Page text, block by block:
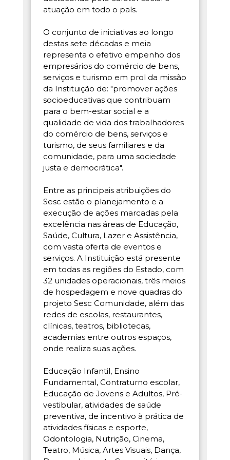
atuação em todo o país.
O conjunto de iniciativas ao longo
destas sete décadas e meia
representa o efetivo empenho dos
empresários do comércio de bens,
serviços e turismo em prol da missão
da Instituição de: "promover ações
socioeducativas que contribuam
para o bem-estar social e a
qualidade de vida dos trabalhadores
do comércio de bens, serviços e
turismo, de seus familiares e da
comunidade, para uma sociedade
justa e democrática".
Entre as principais atribuições do
Sesc estão o planejamento e a
execução de ações marcadas pela
excelência nas áreas de Educação,
Saúde, Cultura, Lazer e Assistência,
com vasta oferta de eventos e
serviços. A Instituição está presente
em todas as regiões do Estado, com
32 unidades operacionais, três meios
de hospedagem e nove quadras do
projeto Sesc Comunidade, além das
redes de escolas, restaurantes,
clínicas, teatros, bibliotecas,
academias entre outros espaços,
onde realiza suas ações.
Educação Infantil, Ensino
Fundamental, Contraturno escolar,
Educação de Jovens e Adultos, Pré-
vestibular, atividades de saúde
preventiva, de incentivo à prática de
atividades físicas e esporte,
Odontologia, Nutrição, Cinema,
Teatro, Música, Artes Visuais, Dança,